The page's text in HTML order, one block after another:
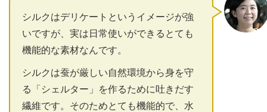
シルクはデリケートというイメージが強
いですが、実は日常使いができるとても
機能的な素材なんです。
シルクは蚕が厳しい自然環境から身を守
る「シェルター」を作るために吐きだす
繊維です。そのためとても機能的で、水